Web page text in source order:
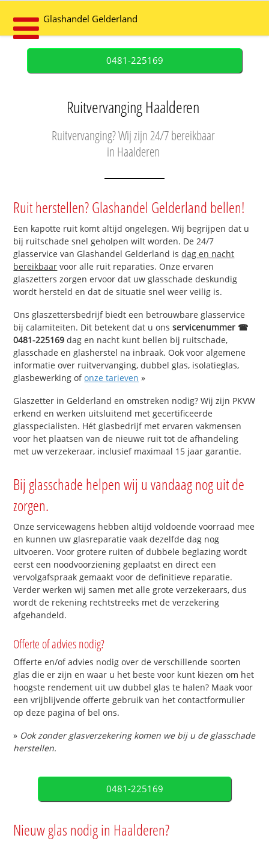
Glashandel Gelderland
0481-225169
Ruitvervanging Haalderen
Ruitvervanging? Wij zijn 24/7 bereikbaar
in Haalderen
Ruit herstellen? Glashandel Gelderland bellen!
Een kapotte ruit komt altijd ongelegen. Wij begrijpen dat u
bij ruitschade snel geholpen wilt worden. De 24/7
glasservice van Glashandel Gelderland isdag en nacht
bereikbaar voor alle ruit reparaties. Onze ervaren
glaszetters zorgen ervoor dat uw glasschade deskundig
wordt hersteld en dat de situatie snel weer veilig is.
Ons glaszettersbedrijf biedt een betrouwbare glasservice
bij calamiteiten. Dit betekent dat u onsservicenummer ☎
0481-225169 dag en nacht kunt bellen bij ruitschade,
glasschade en glasherstel na inbraak. Ook voor algemene
informatie over ruitvervanging, dubbel glas, isolatieglas,
glasbewerking ofonze tarieven »
Glaszetter in Gelderland en omstreken nodig? Wij zijn PKVW
erkend en werken uitsluitend met gecertificeerde
glasspecialisten. Hét glasbedrijf met ervaren vakmensen
voor het plaatsen van de nieuwe ruit tot de afhandeling
met uw verzekeraar, inclusief maximaal 15 jaar garantie.
Bij glasschade helpen wij u vandaag nog uit de
zorgen.
Onze servicewagens hebben altijd voldoende voorraad mee
en kunnen uw glasreparatie vaak dezelfde dag nog
uitvoeren. Voor grotere ruiten of dubbele beglazing wordt
eerst een noodvoorziening geplaatst en direct een
vervolgafspraak gemaakt voor de definitieve reparatie.
Verder werken wij samen met alle grote verzekeraars, dus
wordt de rekening rechtstreeks met de verzekering
afgehandeld.
Offerte of advies nodig?
Offerte en/of advies nodig over de verschillende soorten
glas die er zijn en waar u het beste voor kunt kiezen om het
hoogste rendement uit uw dubbel glas te halen? Maak voor
een vrijblijvende offerte gebruik van het contactformulier
op deze pagina of bel ons.
» Ook zonder glasverzekering komen we bij u de glasschade
herstellen.
0481-225169
Nieuw glas nodig in Haalderen?